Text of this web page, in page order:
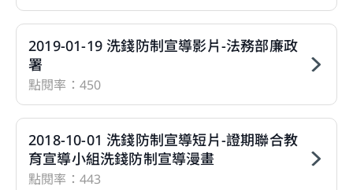
2019-01-19 洗錢防制宣導影片-法務部廉政
署
點閱率：450
2018-10-01 洗錢防制宣導短片-證期聯合教
育宣導小組洗錢防制宣導漫畫
點閱率：443
您即將離開華南投顧官網
網站的個人資料或該網站蒐集、處理及利用您所屬
之個人資料皆不適用本公司隱私權聲明之涵蓋範
圍。
前往簽署證券投資顧問委任契約書
您好!因主管機關規定須簽立「證券投資顧問委任契
約」，才能成為本公司正式會員，本網站將導引您
簽屬。
您好!您的基本資料已久未更新!
為確保帳戶安全，建議前往修正丶確認客戶資料
表。